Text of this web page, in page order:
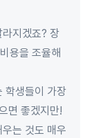
지겠죠? 장
용을 조율해
학생들이 가장
면 좋겠지만!
는 것도 매우